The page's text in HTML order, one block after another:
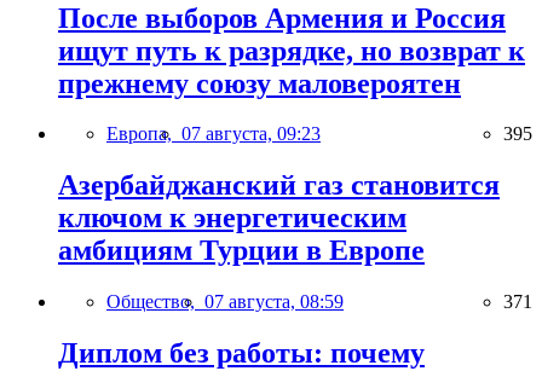
После выборов Армения и Россия
ищут путь к разрядке, но возврат к
прежнему союзу маловероятен
Европа, 07 августа, 09:23 395
Азербайджанский газ становится
ключом к энергетическим
амбициям Турции в Европе
Общество, 07 августа, 08:59 371
Диплом без работы: почему